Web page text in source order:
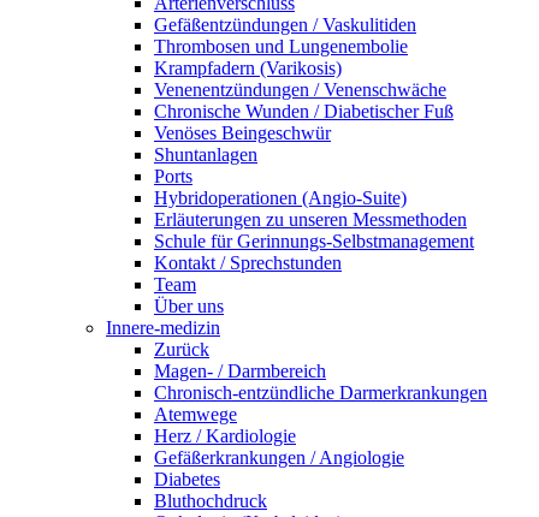
Gefäßentzündungen / Vaskulitiden
Thrombosen und Lungenembolie
Krampfadern (Varikosis)
Venenentzündungen / Venenschwäche
Chronische Wunden / Diabetischer Fuß
Venöses Beingeschwür
Shuntanlagen
Ports
Hybridoperationen (Angio-Suite)
Erläuterungen zu unseren Messmethoden
Schule für Gerinnungs-Selbstmanagement
Kontakt / Sprechstunden
Team
Über uns
Innere-medizin
Zurück
Magen- / Darmbereich
Chronisch-entzündliche Darmerkrankungen
Atemwege
Herz / Kardiologie
Gefäßerkrankungen / Angiologie
Diabetes
Bluthochdruck